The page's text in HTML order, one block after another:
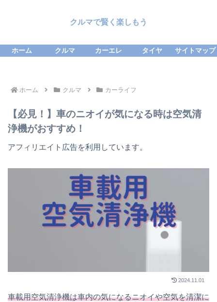
クルマで賢く楽しもう
ホーム クルマ カーエレ タイヤ サイトマップ
ホーム クルマ カーライフ
【必見！】車のニオイが気になる時は空気清
浄機がおすすめ！
アフィリエイト広告を利用しています。
2024.11.01
車載用空気清浄機は車内の気になるニオイや空気を清潔に